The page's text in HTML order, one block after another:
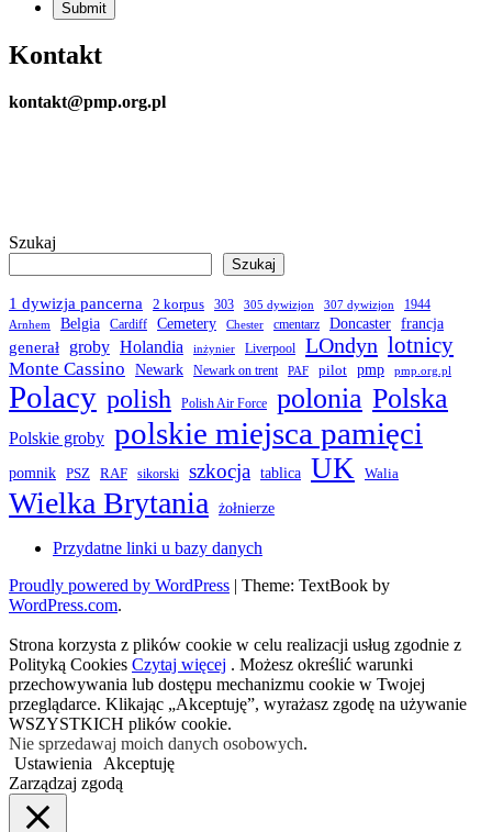
Kontakt
kontakt@pmp.org.pl
Szukaj
Szukaj
1 dywizja pancerna 2 korpus 303 305 dywizjon 307 dywizjon 1944
Arnhem Belgia Cardiff Cemetery Chester cmentarz Doncaster francja
generał
groby Holandia inżynier Liverpool LOndyn lotnicy
Monte Cassino Newark Newark on trent PAF pilot pmp pmp.org.pl
Polacy polish Polish Air Force polonia Polska
Polskie groby polskie miejsca pamięci
pomnik PSZ RAF sikorski szkocja tablica UK Walia
Wielka Brytania żołnierze
Przydatne linki u bazy danych
Proudly powered by WordPress | Theme: TextBook by
WordPress.com.
Strona korzysta z plików cookie w celu realizacji usług zgodnie z
Polityką Cookies Czytaj więcej . Możesz określić warunki
przechowywania lub dostępu mechanizmu cookie w Twojej
przeglądarce. Klikając „Akceptuję”, wyrażasz zgodę na używanie
WSZYSTKICH plików cookie.
Nie sprzedawaj moich danych osobowych.
Ustawienia
Akceptuję
Zarządzaj zgodą